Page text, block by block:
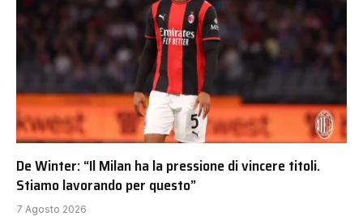
De Winter: “Il Milan ha la pressione di vincere titoli.
Stiamo lavorando per questo”
7 Agosto 2026